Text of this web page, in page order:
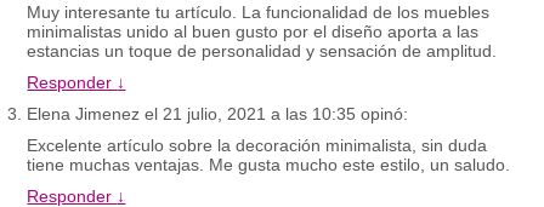
Muy interesante tu artículo. La funcionalidad de los muebles
minimalistas unido al buen gusto por el diseño aporta a las
estancias un toque de personalidad y sensación de amplitud.
Responder ↓
Elena Jimenez el 21 julio, 2021 a las 10:35 opinó:
Excelente artículo sobre la decoración minimalista, sin duda
tiene muchas ventajas. Me gusta mucho este estilo, un saludo.
Responder ↓